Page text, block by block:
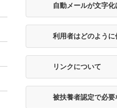
自動メールが文字化
利用者はどのように
リンクについて
被扶養者認定で必